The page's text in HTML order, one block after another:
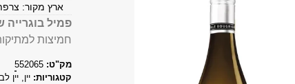
ארץ מקור:
פמיל בוגרייה
חמיצות
מק"ט:552065
קטגוריות: יין,יין